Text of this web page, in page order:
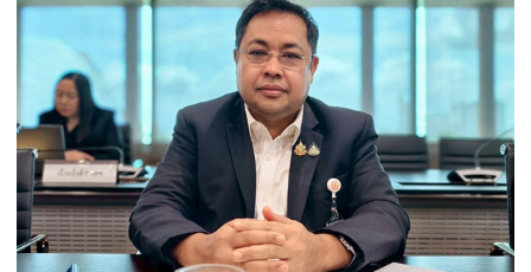
มหกรรม
สวน
อุดรธานี
2569
เปิด
พื้นที่
ศรัทธา